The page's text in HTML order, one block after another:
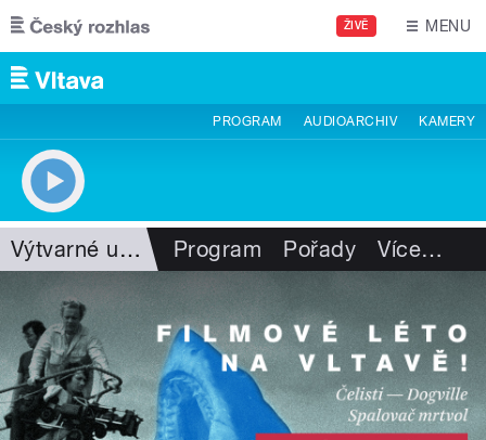
Přejít k hlavnímu obsahu
ŽIVĚ MENU
PROGRAM AUDIOARCHIV KAMERY
Výtvarné umění Program Pořady Více…